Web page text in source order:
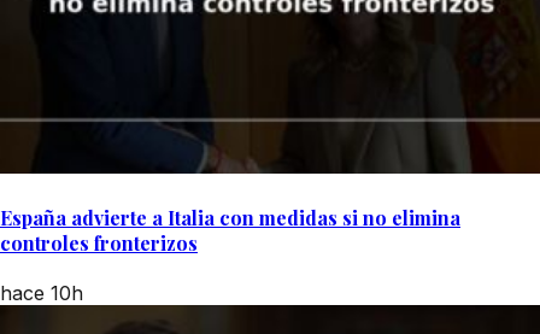
España advierte a Italia con medidas si no elimina
controles fronterizos
hace 10h